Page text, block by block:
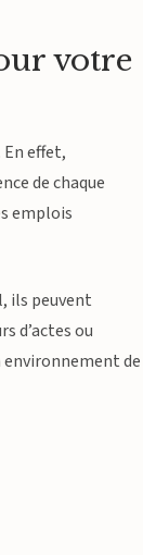
votre
effet,
de chaque
emplois
ils peuvent
d’actes ou
de